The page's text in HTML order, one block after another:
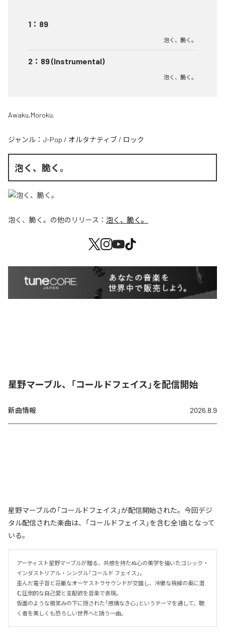
1 ： 89
泡く、脆く。
2 ： 89 (Instrumental)
泡く、脆く。
Awaku,Moroku.
ジャンル： J-Pop / オルタナティブ / ロック
泡く、脆く。
泡く、脆く。 の他のリリース： 泡く、脆く。
星野マーブル、「コールドフェイス」を配信開始
新曲情報 2026.8.9
星野マーブルの「コールドフェイス」が配信開始された。今回デジ
タル配信された楽曲は、「コールドフェイス」を含む全1曲となって
いる。
アーティスト星野マーブルが贈る、共感を持たぬ心の美学を描いたゴシック・
インダストリアル・シングル「コールド フェイス」。
歪んだ電子音と荘厳なオーケストラサウンドが交錯し、冷徹な視線の奥に潜
む圧倒的な自己愛と支配欲を音楽で表現。
仮面のような微笑みの下に隠された「感情なき心」というテーマを通して、聴
く者を美しくも恐ろしい世界へと誘う一曲。